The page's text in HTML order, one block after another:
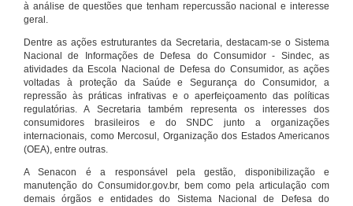
à análise de questões que tenham repercussão nacional e interesse
geral.
Dentre as ações estruturantes da Secretaria, destacam-se o Sistema
Nacional de Informações de Defesa do Consumidor - Sindec, as
atividades da Escola Nacional de Defesa do Consumidor, as ações
voltadas à proteção da Saúde e Segurança do Consumidor, a
repressão às práticas infrativas e o aperfeiçoamento das políticas
regulatórias. A Secretaria também representa os interesses dos
consumidores brasileiros e do SNDC junto a organizações
internacionais, como Mercosul, Organização dos Estados Americanos
(OEA), entre outras.
A Senacon é a responsável pela gestão, disponibilização e
manutenção do Consumidor.gov.br, bem como pela articulação com
demais órgãos e entidades do Sistema Nacional de Defesa do